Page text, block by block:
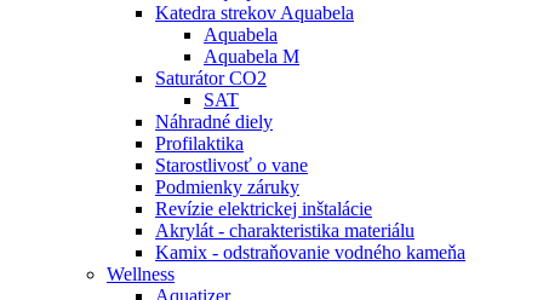
Katedra strekov Aquabela
Aquabela
Aquabela M
Saturátor CO2
SAT
Náhradné diely
Profilaktika
Starostlivosť o vane
Podmienky záruky
Revízie elektrickej inštalácie
Akrylát - charakteristika materiálu
Kamix - odstraňovanie vodného kameňa
Wellness
Aquatizer